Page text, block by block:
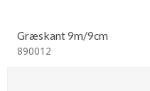
Græskant 9m/9cm
890012